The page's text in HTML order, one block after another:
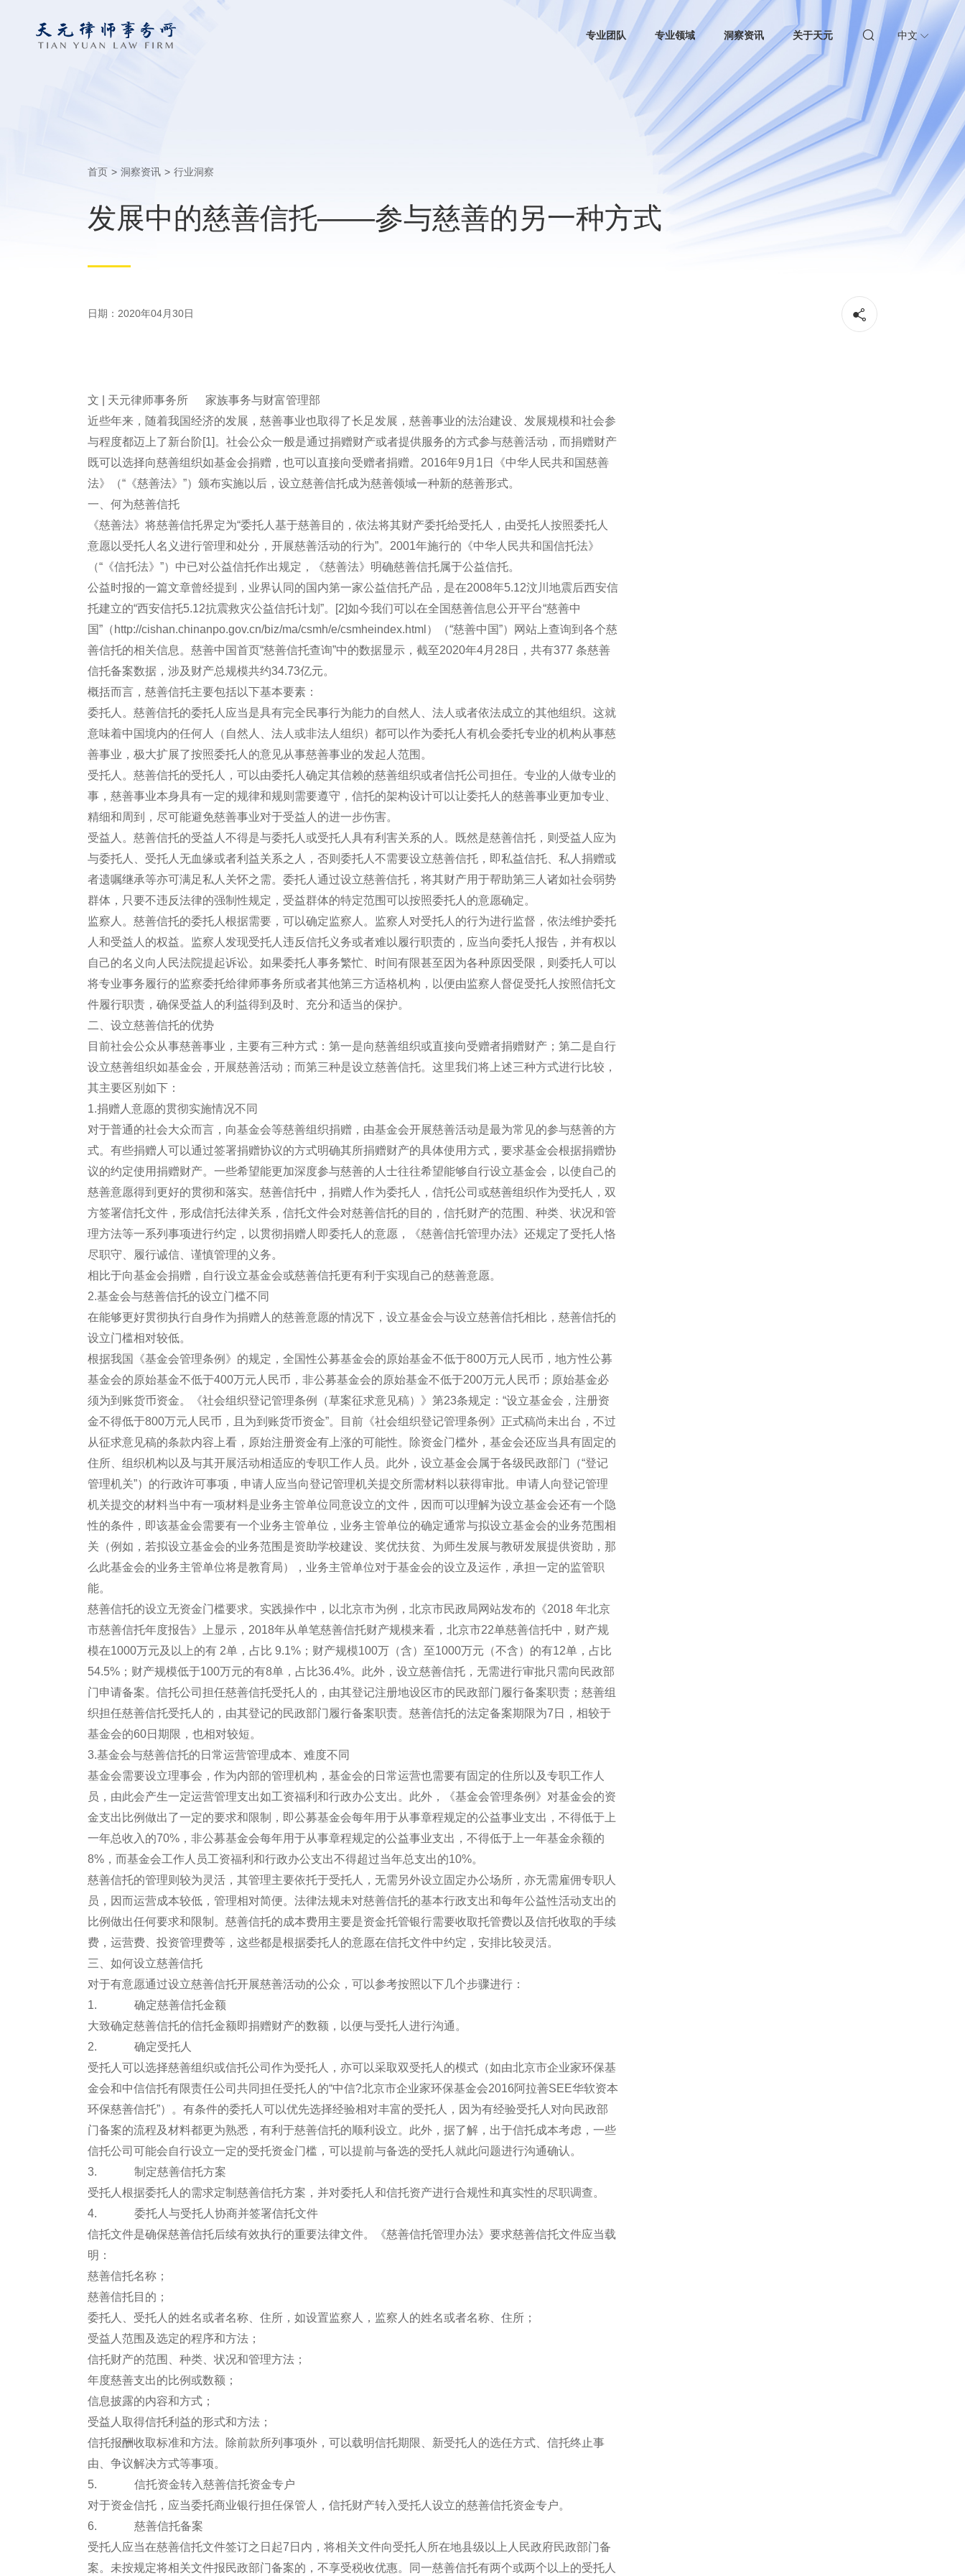
专业团队 专业领域 洞察资讯 关于天元 中文
首页 > 洞察资讯 > 行业洞察
发展中的慈善信托——参与慈善的另一种方式
日期：2020年04月30日
文 | 天元律师事务所 家族事务与财富管理部
近些年来，随着我国经济的发展，慈善事业也取得了长足发展，慈善事业的法治建设、发展规模和社会参
与程度都迈上了新台阶[1]。社会公众一般是通过捐赠财产或者提供服务的方式参与慈善活动，而捐赠财产
既可以选择向慈善组织如基金会捐赠，也可以直接向受赠者捐赠。2016年9月1日《中华人民共和国慈善
法》（“《慈善法》”）颁布实施以后，设立慈善信托成为慈善领域一种新的慈善形式。
一、何为慈善信托
《慈善法》将慈善信托界定为“委托人基于慈善目的，依法将其财产委托给受托人，由受托人按照委托人
意愿以受托人名义进行管理和处分，开展慈善活动的行为”。2001年施行的《中华人民共和国信托法》
（“《信托法》”）中已对公益信托作出规定，《慈善法》明确慈善信托属于公益信托。
公益时报的一篇文章曾经提到，业界认同的国内第一家公益信托产品，是在2008年5.12汶川地震后西安信
托建立的“西安信托5.12抗震救灾公益信托计划”。[2]如今我们可以在全国慈善信息公开平台“慈善中
国”（http://cishan.chinanpo.gov.cn/biz/ma/csmh/e/csmheindex.html）（“慈善中国”）网站上查询到各个慈
善信托的相关信息。慈善中国首页“慈善信托查询”中的数据显示，截至2020年4月28日，共有377 条慈善
信托备案数据，涉及财产总规模共约34.73亿元。
概括而言，慈善信托主要包括以下基本要素：
委托人。慈善信托的委托人应当是具有完全民事行为能力的自然人、法人或者依法成立的其他组织。这就
意味着中国境内的任何人（自然人、法人或非法人组织）都可以作为委托人有机会委托专业的机构从事慈
善事业，极大扩展了按照委托人的意见从事慈善事业的发起人范围。
受托人。慈善信托的受托人，可以由委托人确定其信赖的慈善组织或者信托公司担任。专业的人做专业的
事，慈善事业本身具有一定的规律和规则需要遵守，信托的架构设计可以让委托人的慈善事业更加专业、
精细和周到，尽可能避免慈善事业对于受益人的进一步伤害。
受益人。慈善信托的受益人不得是与委托人或受托人具有利害关系的人。既然是慈善信托，则受益人应为
与委托人、受托人无血缘或者利益关系之人，否则委托人不需要设立慈善信托，即私益信托、私人捐赠或
者遗嘱继承等亦可满足私人关怀之需。委托人通过设立慈善信托，将其财产用于帮助第三人诸如社会弱势
群体，只要不违反法律的强制性规定，受益群体的特定范围可以按照委托人的意愿确定。
监察人。慈善信托的委托人根据需要，可以确定监察人。监察人对受托人的行为进行监督，依法维护委托
人和受益人的权益。监察人发现受托人违反信托义务或者难以履行职责的，应当向委托人报告，并有权以
自己的名义向人民法院提起诉讼。如果委托人事务繁忙、时间有限甚至因为各种原因受限，则委托人可以
将专业事务履行的监察委托给律师事务所或者其他第三方适格机构，以便由监察人督促受托人按照信托文
件履行职责，确保受益人的利益得到及时、充分和适当的保护。
二、设立慈善信托的优势
目前社会公众从事慈善事业，主要有三种方式：第一是向慈善组织或直接向受赠者捐赠财产；第二是自行
设立慈善组织如基金会，开展慈善活动；而第三种是设立慈善信托。这里我们将上述三种方式进行比较，
其主要区别如下：
1.捐赠人意愿的贯彻实施情况不同
对于普通的社会大众而言，向基金会等慈善组织捐赠，由基金会开展慈善活动是最为常见的参与慈善的方
式。有些捐赠人可以通过签署捐赠协议的方式明确其所捐赠财产的具体使用方式，要求基金会根据捐赠协
议的约定使用捐赠财产。一些希望能更加深度参与慈善的人士往往希望能够自行设立基金会，以使自己的
慈善意愿得到更好的贯彻和落实。慈善信托中，捐赠人作为委托人，信托公司或慈善组织作为受托人，双
方签署信托文件，形成信托法律关系，信托文件会对慈善信托的目的，信托财产的范围、种类、状况和管
理方法等一系列事项进行约定，以贯彻捐赠人即委托人的意愿，《慈善信托管理办法》还规定了受托人恪
尽职守、履行诚信、谨慎管理的义务。
相比于向基金会捐赠，自行设立基金会或慈善信托更有利于实现自己的慈善意愿。
2.基金会与慈善信托的设立门槛不同
在能够更好贯彻执行自身作为捐赠人的慈善意愿的情况下，设立基金会与设立慈善信托相比，慈善信托的
设立门槛相对较低。
根据我国《基金会管理条例》的规定，全国性公募基金会的原始基金不低于800万元人民币，地方性公募
基金会的原始基金不低于400万元人民币，非公募基金会的原始基金不低于200万元人民币；原始基金必
须为到账货币资金。《社会组织登记管理条例（草案征求意见稿）》第23条规定：“设立基金会，注册资
金不得低于800万元人民币，且为到账货币资金”。目前《社会组织登记管理条例》正式稿尚未出台，不过
从征求意见稿的条款内容上看，原始注册资金有上涨的可能性。除资金门槛外，基金会还应当具有固定的
住所、组织机构以及与其开展活动相适应的专职工作人员。此外，设立基金会属于各级民政部门（“登记
管理机关”）的行政许可事项，申请人应当向登记管理机关提交所需材料以获得审批。申请人向登记管理
机关提交的材料当中有一项材料是业务主管单位同意设立的文件，因而可以理解为设立基金会还有一个隐
性的条件，即该基金会需要有一个业务主管单位，业务主管单位的确定通常与拟设立基金会的业务范围相
关（例如，若拟设立基金会的业务范围是资助学校建设、奖优扶贫、为师生发展与教研发展提供资助，那
么此基金会的业务主管单位将是教育局），业务主管单位对于基金会的设立及运作，承担一定的监管职
能。
慈善信托的设立无资金门槛要求。实践操作中，以北京市为例，北京市民政局网站发布的《2018 年北京
市慈善信托年度报告》上显示，2018年从单笔慈善信托财产规模来看，北京市22单慈善信托中，财产规
模在1000万元及以上的有 2单，占比 9.1%；财产规模100万（含）至1000万元（不含）的有12单，占比
54.5%；财产规模低于100万元的有8单，占比36.4%。此外，设立慈善信托，无需进行审批只需向民政部
门申请备案。信托公司担任慈善信托受托人的，由其登记注册地设区市的民政部门履行备案职责；慈善组
织担任慈善信托受托人的，由其登记的民政部门履行备案职责。慈善信托的法定备案期限为7日，相较于
基金会的60日期限，也相对较短。
3.基金会与慈善信托的日常运营管理成本、难度不同
基金会需要设立理事会，作为内部的管理机构，基金会的日常运营也需要有固定的住所以及专职工作人
员，由此会产生一定运营管理支出如工资福利和行政办公支出。此外，《基金会管理条例》对基金会的资
金支出比例做出了一定的要求和限制，即公募基金会每年用于从事章程规定的公益事业支出，不得低于上
一年总收入的70%，非公募基金会每年用于从事章程规定的公益事业支出，不得低于上一年基金余额的
8%，而基金会工作人员工资福利和行政办公支出不得超过当年总支出的10%。
慈善信托的管理则较为灵活，其管理主要依托于受托人，无需另外设立固定办公场所，亦无需雇佣专职人
员，因而运营成本较低，管理相对简便。法律法规未对慈善信托的基本行政支出和每年公益性活动支出的
比例做出任何要求和限制。慈善信托的成本费用主要是资金托管银行需要收取托管费以及信托收取的手续
费，运营费、投资管理费等，这些都是根据委托人的意愿在信托文件中约定，安排比较灵活。
三、如何设立慈善信托
对于有意愿通过设立慈善信托开展慈善活动的公众，可以参考按照以下几个步骤进行：
1. 确定慈善信托金额
大致确定慈善信托的信托金额即捐赠财产的数额，以便与受托人进行沟通。
2. 确定受托人
受托人可以选择慈善组织或信托公司作为受托人，亦可以采取双受托人的模式（如由北京市企业家环保基
金会和中信信托有限责任公司共同担任受托人的“中信?北京市企业家环保基金会2016阿拉善SEE华软资本
环保慈善信托”）。有条件的委托人可以优先选择经验相对丰富的受托人，因为有经验受托人对向民政部
门备案的流程及材料都更为熟悉，有利于慈善信托的顺利设立。此外，据了解，出于信托成本考虑，一些
信托公司可能会自行设立一定的受托资金门槛，可以提前与备选的受托人就此问题进行沟通确认。
3. 制定慈善信托方案
受托人根据委托人的需求定制慈善信托方案，并对委托人和信托资产进行合规性和真实性的尽职调查。
4. 委托人与受托人协商并签署信托文件
信托文件是确保慈善信托后续有效执行的重要法律文件。《慈善信托管理办法》要求慈善信托文件应当载
明：
慈善信托名称；
慈善信托目的；
委托人、受托人的姓名或者名称、住所，如设置监察人，监察人的姓名或者名称、住所；
受益人范围及选定的程序和方法；
信托财产的范围、种类、状况和管理方法；
年度慈善支出的比例或数额；
信息披露的内容和方式；
受益人取得信托利益的形式和方法；
信托报酬收取标准和方法。除前款所列事项外，可以载明信托期限、新受托人的选任方式、信托终止事
由、争议解决方式等事项。
5. 信托资金转入慈善信托资金专户
对于资金信托，应当委托商业银行担任保管人，信托财产转入受托人设立的慈善信托资金专户。
6. 慈善信托备案
受托人应当在慈善信托文件签订之日起7日内，将相关文件向受托人所在地县级以上人民政府民政部门备
案。未按规定将相关文件报民政部门备案的，不享受税收优惠。同一慈善信托有两个或两个以上的受托人